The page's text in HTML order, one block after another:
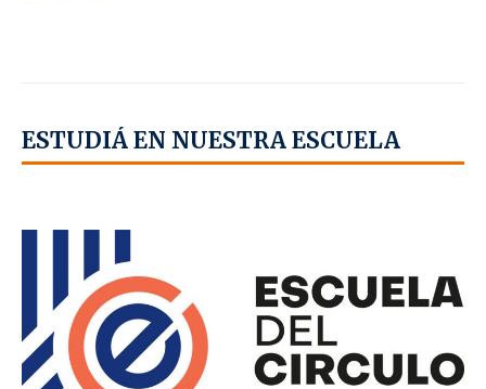
ESTUDIÁ EN NUESTRA ESCUELA